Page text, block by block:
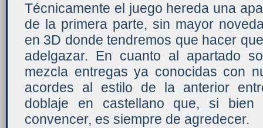
Técnicamente el juego hereda una
de la primera parte, sin mayor
en 3D donde tendremos que hacer
adelgazar. En cuanto al apartado
mezcla entregas ya conocidas con
acordes al estilo de la anterior
doblaje en castellano que, si
convencer, es siempre de agredecer.